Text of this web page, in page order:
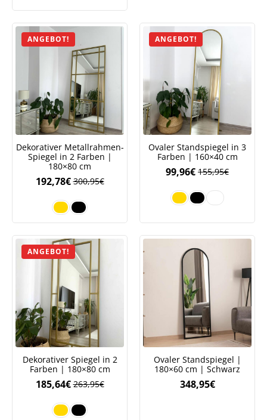
Preis
war:
115,95€
Preis
ist:
80,92€.
ANGEBOT!
Dekorativer Metallrahmen-
Spiegel in 2 Farben |
180×80 cm
300,95€
192,78€
ANGEBOT!
Ovaler Standspiegel in 3
Farben | 160×40 cm
155,95€
99,96€
ANGEBOT!
Dekorativer Spiegel in 2
Farben | 180×80 cm
263,95€
185,64€
Ovaler Standspiegel |
180×60 cm | Schwarz
348,95€